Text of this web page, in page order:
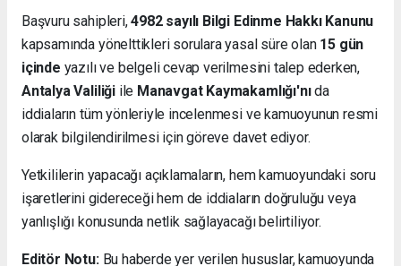
Başvuru sahipleri,4982 sayılı Bilgi Edinme Hakkı Kanunu
kapsamında yönelttikleri sorulara yasal süre olan 15 gün
içinde yazılı ve belgeli cevap verilmesini talep ederken,
Antalya Valiliğiile Manavgat Kaymakamlığı'nıda
iddiaların tüm yönleriyle incelenmesi ve kamuoyunun resmi
olarak bilgilendirilmesi için göreve davet ediyor.
Yetkililerin yapacağı açıklamaların, hem kamuoyundaki soru
işaretlerini gidereceği hem de iddiaların doğruluğu veya
yanlışlığı konusunda netlik sağlayacağı belirtiliyor.
Editör Notu:Bu haberde yer verilen hususlar, kamuoyunda